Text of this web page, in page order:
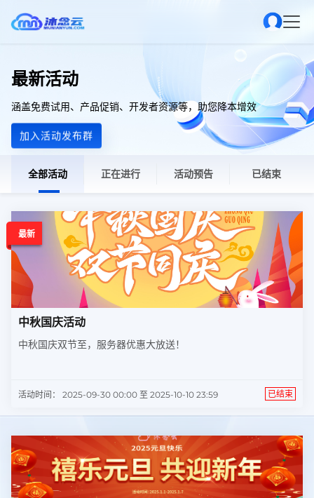
最新活动
涵盖免费试用、产品促销、开发者资源等，助您降本增效
加入活动发布群
全部活动 正在进行 活动预告 已结束
最新
中秋国庆活动
中秋国庆双节至，服务器优惠大放送！
活动时间： 2025-09-30 00:00 至 2025-10-10 23:59 已结束